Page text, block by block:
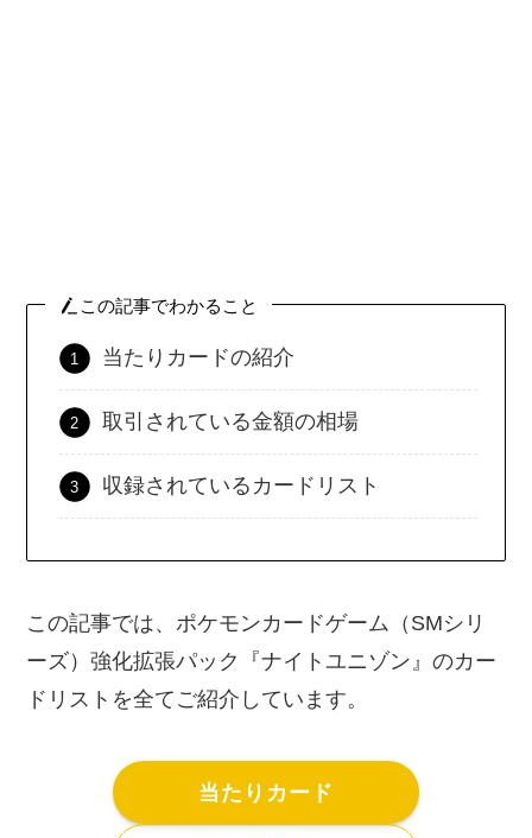
この記事でわかること
当たりカードの紹介
取引されている金額の相場
収録されているカードリスト
この記事では、ポケモンカードゲーム（SMシリ
ーズ）強化拡張パック『ナイトユニゾン』のカー
ドリストを全てご紹介しています。
当たりカード